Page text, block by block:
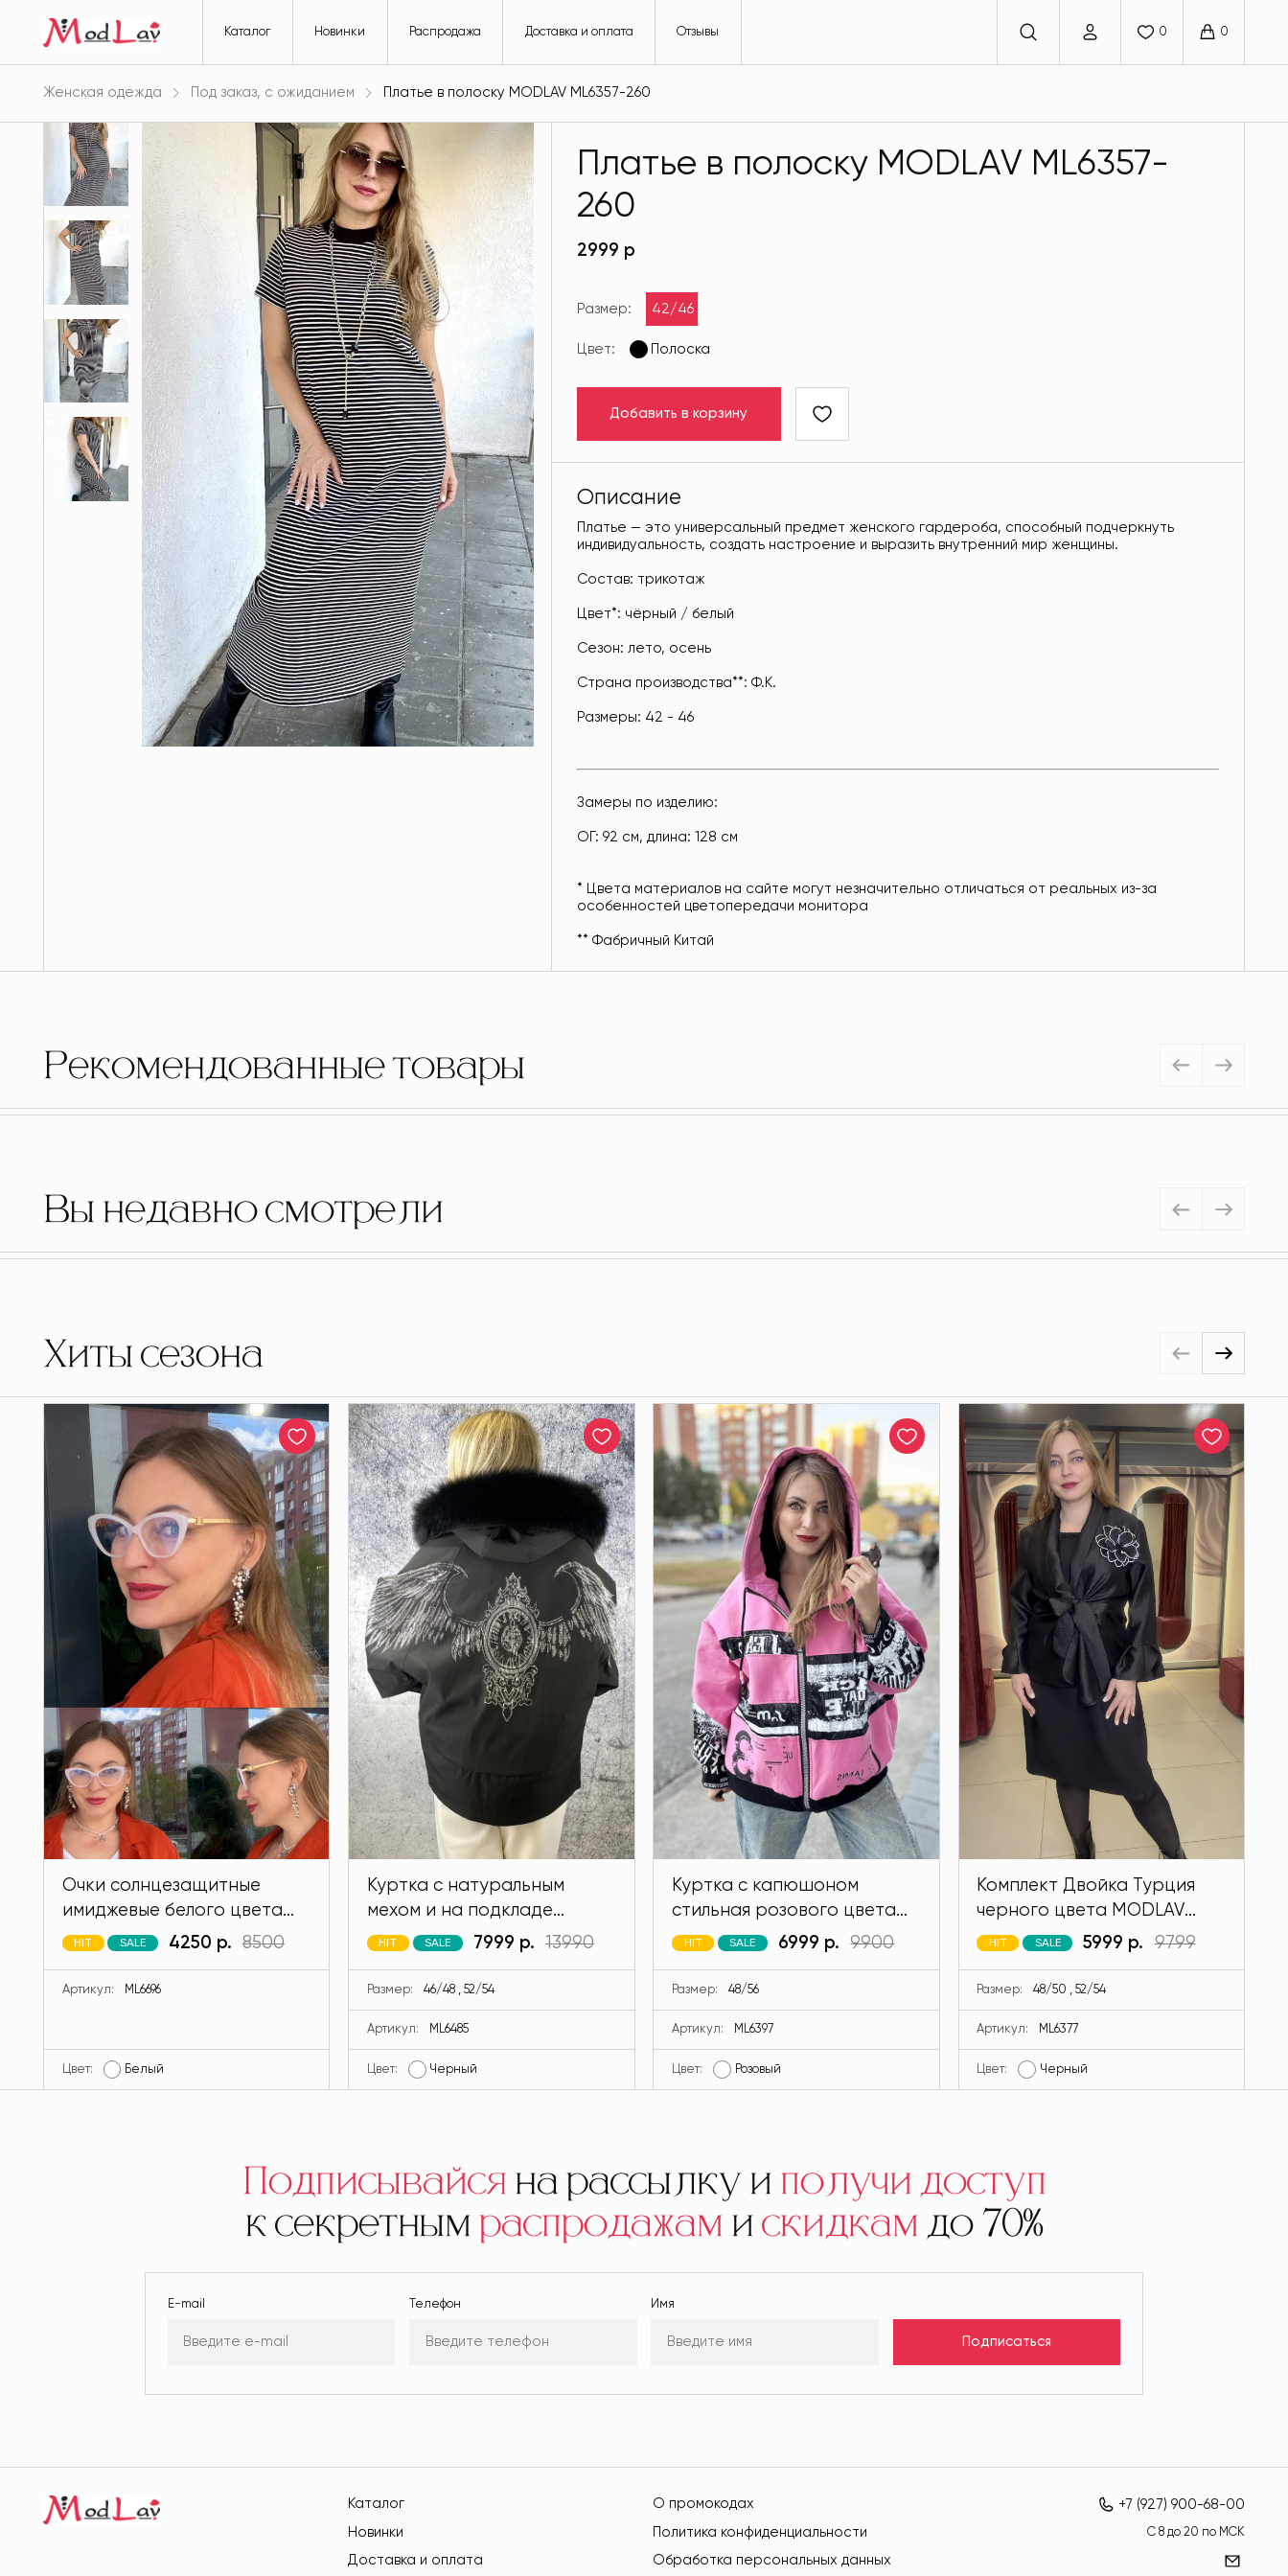
Каталог Новинки Распродажа Доставка и оплата Отзывы
Женская одежда Под заказ, с ожиданием Платье в полоску MODLAV ML6357-260
Платье в полоску MODLAV ML6357-
260
2999 р
Размер: 42/46
Цвет: Полоска
Добавить в корзину
Описание
Платье — это универсальный предмет женского гардероба, способный подчеркнуть
индивидуальность, создать настроение и выразить внутренний мир женщины.
Состав: трикотаж
Цвет*: чёрный / белый
Сезон: лето, осень
Страна производства**: Ф.К.
Размеры: 42 - 46
Замеры по изделию:
ОГ: 92 см, длина: 128 см
* Цвета материалов на сайте могут незначительно отличаться от реальных из-за
особенностей цветопередачи монитора
** Фабричный Китай
Рекомендованные товары
Вы недавно смотрели
Хиты сезона
Очки солнцезащитные
имиджевые белого цвета
MODLAV ML6696-1
HIT SALE 4250 р. 8500
Артикул: ML6696
Цвет: Белый
Куртка с натуральным
мехом и на подкладе
кролик черного цвета
HIT SALE 7999 р. 13990
Размер: 46/48 , 52/54
Артикул: ML6485
Цвет: Черный
Куртка с капюшоном
стильная розового цвета
MODLAV ML6397-26
HIT SALE 6999 р. 9900
Размер: 48/56
Артикул: ML6397
Цвет: Розовый
Комплект Двойка Турция
черного цвета MODLAV
ML6377-13
HIT SALE 5999 р. 9799
Размер: 48/50 , 52/54
Артикул: ML6377
Цвет: Черный
Подписывайсяна рассылку иполучи доступ
к секретнымраспродажамискидкамдо 70%
E-mail Телефон Имя
Подписаться
Каталог
Новинки
Доставка и оплата
О промокодах
Политика конфиденциальности
Обработка персональных данных
+7 (927) 900-68-00
C 8 до 20 по МСК